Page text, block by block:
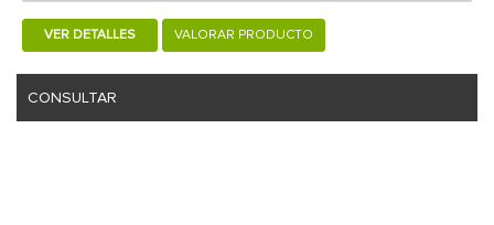
VER DETALLES VALORAR PRODUCTO
CONSULTAR